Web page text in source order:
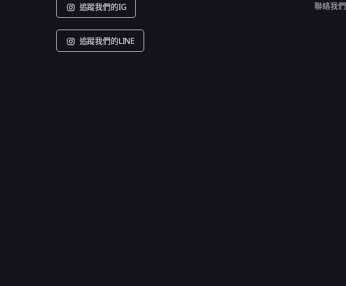
聯絡我們
追蹤我們的IG
追蹤我們的LINE